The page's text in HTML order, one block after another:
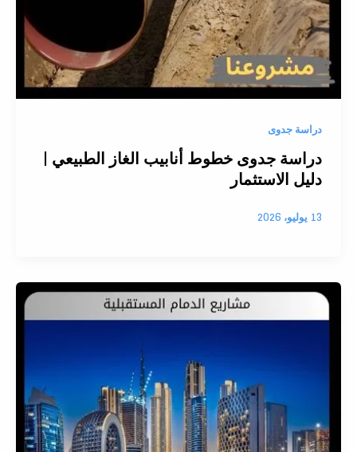
دراسة جدوى
دراسة جدوى خطوط أنابيب الغاز الطبيعي |
دليل الاستثمار
13 يوليو، 2026